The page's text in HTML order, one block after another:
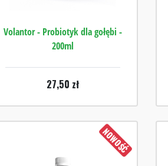
Volantor - Probiotyk dla gołębi -
200ml
27,50 zł
NOWOŚĆ